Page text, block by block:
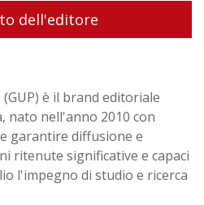
dell'editore
è il brand editoriale
nato nell'anno 2010 con
garantire diffusione e
ritenute significative e capaci
l'impegno di studio e ricerca